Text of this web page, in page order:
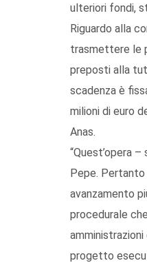
ulteriori fondi,
Riguardo alla
trasmettere le
preposti alla
scadenza è
milioni di euro
Anas.
“Quest’opera
Pepe.
avanzamento
procedurale
progetto